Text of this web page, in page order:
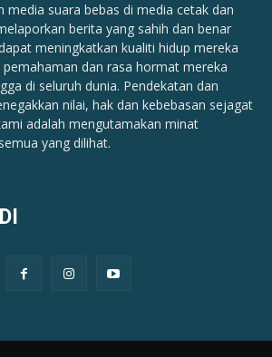
media suara bebas di media cetak dan
berita yang sahih dan benar
meningkatkan kualiti hidup mereka
dan rasa hormat mereka
di seluruh dunia. Pendekatan dan
nilai, hak dan kebebasan sejagat
adalah mengutamakan minat
yang dilihat.